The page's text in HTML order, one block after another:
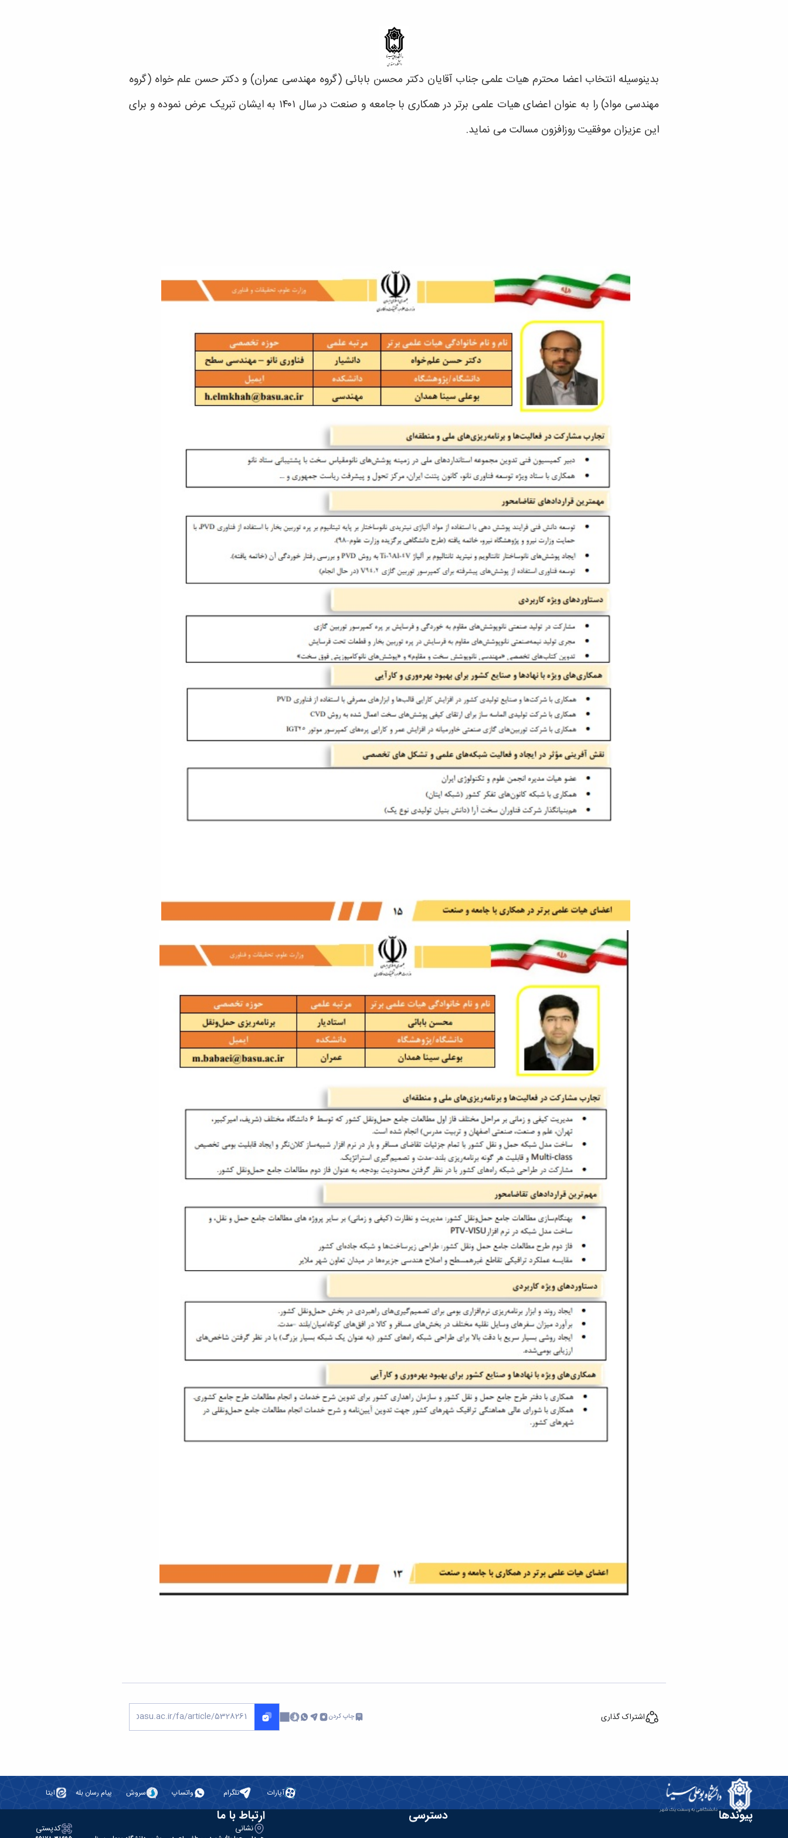
بدینوسیله انتخاب اعضا محترم هیات علمی جناب آقایان دکتر محسن بابائی (گروه مهندسی عمران) و دکتر حسن علم خواه (گروه
مهندسی مواد) را به عنوان اعضای هیات علمی برتر در همکاری با جامعه و صنعت در سال ۱۴۰۱ به ایشان تبریک عرض نموده و برای
این عزیزان موفقیت روزافزون مسالت می نماید.
اشتراک گذاری چاپ کردن
آپارات تلگرام واتساپ سروش پیام رسان بله ایتا
پیوندها دسترسی ارتباط با ما
نشانی کدپستی